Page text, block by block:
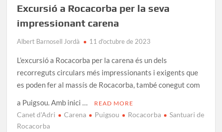
Excursió a Rocacorba per la seva
impressionant carena
Albert Barnosell Jordà 11 d'octubre de 2023
L’excursió a Rocacorba per la carena és un dels
recorreguts circulars més impressionants i exigents que
es poden fer al massís de Rocacorba, també conegut com
a Puigsou. Amb inici …
READ MORE
Canet d'Adri Carena Puigsou Rocacorba
Santuari de
Rocacorba